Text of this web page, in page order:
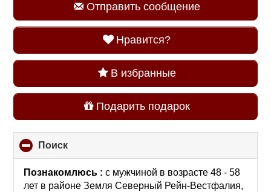
Отправить сообщение
Нравится?
В избранные
Подарить подарок
Поиск
to
collapse
contents
Познакомлюсь :с мужчиной в возрасте 48 - 58
лет в районе Земля Северный Рейн-Вестфалия,